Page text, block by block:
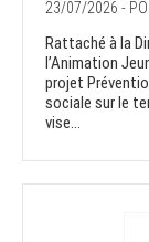
23/07/2026 -
Rattaché à la
l’Animation
projet
sociale sur le
vise...